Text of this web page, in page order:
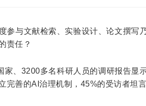
参与文献检索、实验设计、论文撰
责任？
家、3200多名科研人员的调研报告显
完善的AI治理机制，45%的受访者坦